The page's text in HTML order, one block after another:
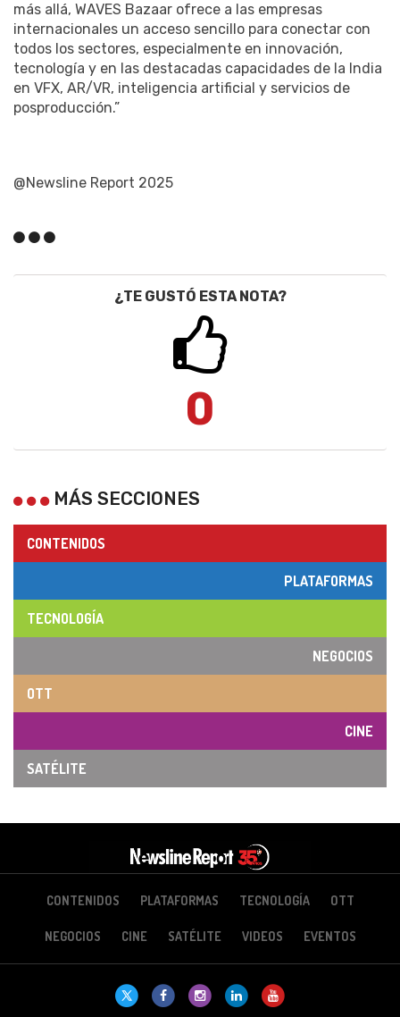
más allá, WAVES Bazaar ofrece a las empresas
internacionales un acceso sencillo para conectar con
todos los sectores, especialmente en innovación,
tecnología y en las destacadas capacidades de la India
en VFX, AR/VR, inteligencia artificial y servicios de
posproducción.”
@Newsline Report 2025
¿TE GUSTÓ ESTA NOTA?
0
MÁS SECCIONES
CONTENIDOS
PLATAFORMAS
TECNOLOGÍA
NEGOCIOS
OTT
CINE
SATÉLITE
CONTENIDOS PLATAFORMAS TECNOLOGÍA OTT
NEGOCIOS CINE SATÉLITE VIDEOS EVENTOS